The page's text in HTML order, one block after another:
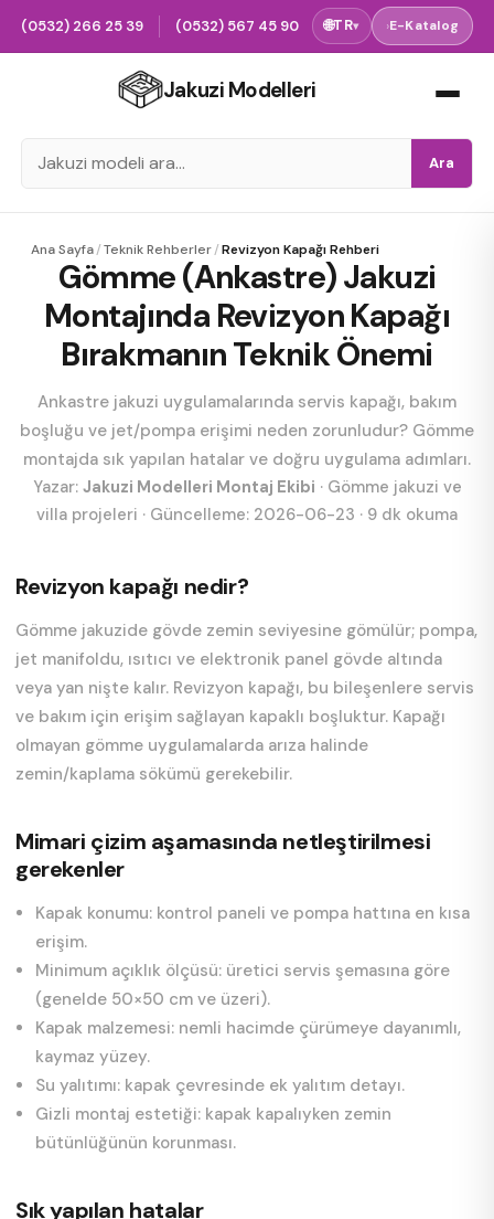
(0532) 266 25 39 (0532) 567 45 90 🌐TR▾ ›E-Katalog
Jakuzi Modelleri
Ara
Ana Sayfa/Teknik Rehberler/Revizyon Kapağı Rehberi
Gömme (Ankastre) Jakuzi
Montajında Revizyon Kapağı
Bırakmanın Teknik Önemi
Ankastre jakuzi uygulamalarında servis kapağı, bakım
boşluğu ve jet/pompa erişimi neden zorunludur? Gömme
montajda sık yapılan hatalar ve doğru uygulama adımları.
Yazar: Jakuzi Modelleri Montaj Ekibi · Gömme jakuzi ve
villa projeleri · Güncelleme: 2026-06-23 · 9 dk okuma
Revizyon kapağı nedir?
Gömme jakuzide gövde zemin seviyesine gömülür; pompa,
jet manifoldu, ısıtıcı ve elektronik panel gövde altında
veya yan nişte kalır. Revizyon kapağı, bu bileşenlere servis
ve bakım için erişim sağlayan kapaklı boşluktur. Kapağı
olmayan gömme uygulamalarda arıza halinde
zemin/kaplama sökümü gerekebilir.
Mimari çizim aşamasında netleştirilmesi
gerekenler
Kapak konumu: kontrol paneli ve pompa hattına en kısa
erişim.
Minimum açıklık ölçüsü: üretici servis şemasına göre
(genelde 50×50 cm ve üzeri).
Kapak malzemesi: nemli hacimde çürümeye dayanımlı,
kaymaz yüzey.
Su yalıtımı: kapak çevresinde ek yalıtım detayı.
Gizli montaj estetiği: kapak kapalıyken zemin
bütünlüğünün korunması.
Sık yapılan hatalar